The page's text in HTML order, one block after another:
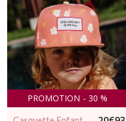
PROMOTION - 30 %